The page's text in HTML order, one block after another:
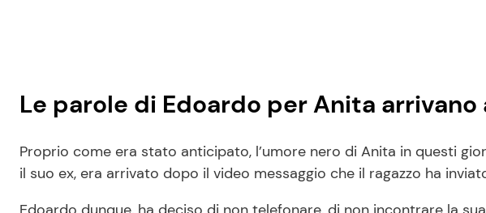
Le parole di Edoardo per Anita arrivano
Proprio come era stato anticipato, l’umore nero di Anita in questi
il suo ex, era arrivato dopo il video messaggio che il ragazzo ha